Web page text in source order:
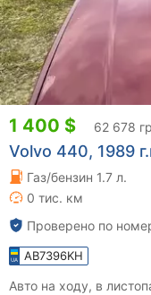
1 400 $ 62 678
Volvo 440, 1989
Газ/бензин 1.7 л.
0 тис. км
Проверено по
AB7396KH
Авто на ходу, в